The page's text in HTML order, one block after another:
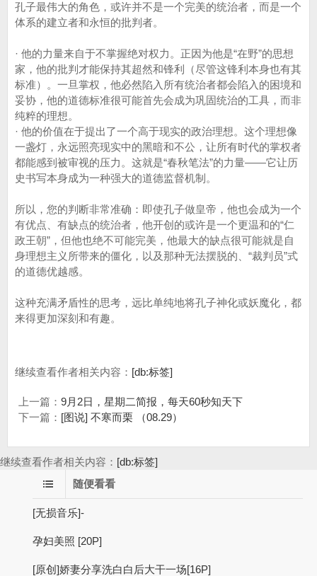
孔子最伟大的角色，或许并不是一个完美的统治者，而是一个
体系的建立者和永恒的批判者。
· 他的力量来自于不掌握绝对权力。正因为他是“在野”的思想
家，他的批判才能保持其超然和锋利（尽管这锋利本身也有其
标准）。一旦掌权，他必然陷入所有统治者都会陷入的困境和
妥协，他的道德标准很可能首先会成为巩固统治的工具，而非
纯粹的理想。
· 他的价值在于提出了一个高于现实的政治理想。这个理想像
一盏灯，永远照亮现实中的黑暗和不公，让所有时代的掌权者
都能感到被审视的压力。这就是“春秋笔法”的力量——它让历
史书写本身成为一种强大的道德监督机制。
所以，您的判断非常准确：即使孔子做皇帝，他也会成为一个
有优点、有缺点的统治者，他开创的或许是一个更温和的“仁
政王朝”，但他也绝不可能完美，他最大的缺点很可能就是自
身理想主义所带来的僵化，以及那种无法摆脱的、“裁判员”式
的道德优越感。
这种充满矛盾性的思考，远比单纯地将孔子神化或妖魔化，都
来得更加深刻和有趣。
继续查看作者相关内容： [db:标签]
上一篇： 9月2日，星期二简报，每天60秒知天下
下一篇： [图说] 不寒而栗 （08.29）
继续查看作者相关内容： [db:标签]
随便看看
[无损音乐]-
孕妇美照 [20P]
[原创]娇妻分享洗白白后大干一场[16P]